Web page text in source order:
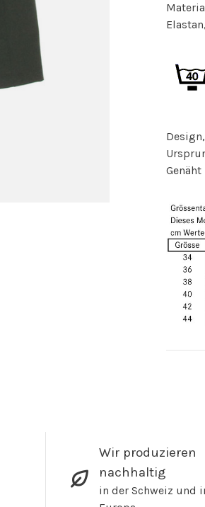
Genäht
Wir produzieren
nachhaltig
in der Schweiz und